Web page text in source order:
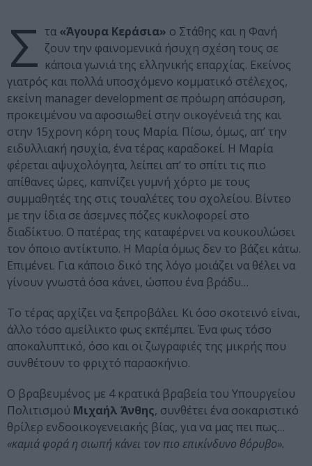
Σ τα «Άγουρα Κεράσια» ο Στάθης και η Φανή
ζουν την φαινομενικά ήσυχη σχέση τους σε
κάποια γωνιά της ελληνικής επαρχίας. Εκείνος
γιατρός και πολλά υποσχόμενο κομματικό στέλεχος,
εκείνη manager development σε πρόωρη απόσυρση,
προκειμένου να αφοσιωθεί στην οικογένειά της και
στην 15χρονη κόρη τους Μαρία. Πίσω, όμως, απ’ την
ειδυλλιακή ησυχία, ένα τέρας καραδοκεί. Η Μαρία
φέρεται αψυχολόγητα, λείπει απ’ το σπίτι τις πιο
απίθανες ώρες, καπνίζει γυμνή χόρτο με τους
συμμαθητές της στις τουαλέτες του σχολείου. Βίντεο
με την ίδια σε άσεμνες πόζες κυκλοφορεί στο
διαδίκτυο. Ο πατέρας της καταφέρνει να κουκουλώσει
τον όποιο αντίκτυπο. Η Μαρία όμως δεν το βάζει κάτω.
Επιμένει. Για κάποιο δικό της λόγο μοιάζει να θέλει να
γίνουν γνωστά όσα κάνει, ώσπου ένα βράδυ…
Το τέρας αρχίζει να ξεπροβάλει. Κι όσο σκοτεινό είναι,
άλλο τόσο αμείλικτο φως εκπέμπει. Ένα φως τόσο
αποκαλυπτικό, όσο και οι ζωγραφιές της μικρής που
συνθέτουν το φριχτό παρασκήνιο.
Ο βραβευμένος με 4 κρατικά βραβεία του Υπουργείου
Πολιτισμού Μιχαήλ Άνθης, συνθέτει ένα σοκαριστικό
θρίλερ ενδοοικογενειακής βίας, για να μας πει πως…
«καμιά φορά η σιωπή κάνει τον πιο επικίνδυνο θόρυβο».